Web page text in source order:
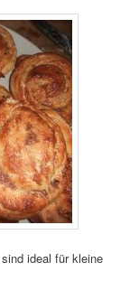
ideal für kleine